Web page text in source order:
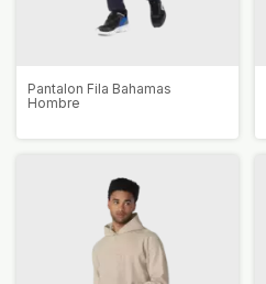
Pantalon Fila Bahamas
Hombre